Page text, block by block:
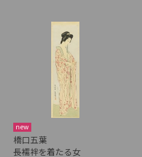
new
橋口五葉
長襦袢を着たる女